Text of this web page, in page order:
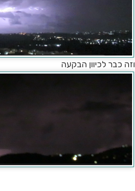
וזה כבר לכיוון הבקעה